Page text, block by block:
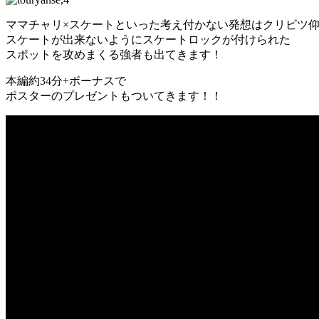
ママチャリ×スケートといった考え付かない発想はクリビツ
スケートが出来ないようにスケートロックが付けられた
スポットを攻めまくる強者も出てきます！
本編約34分+ボーナスで
ポスターのプレゼントもついてきます！！